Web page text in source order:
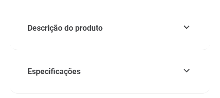
Descrição do produto
Especificações